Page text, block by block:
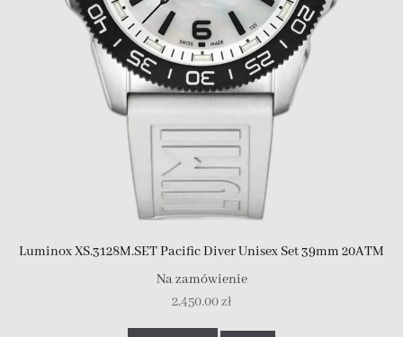
Luminox XS.3128M.SET Pacific Diver Unisex Set 39mm 20ATM
Na zamówienie
2,450.00zł